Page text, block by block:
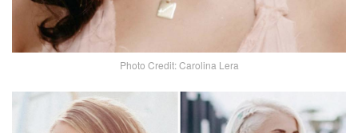
Photo Credit: Carolina Lera